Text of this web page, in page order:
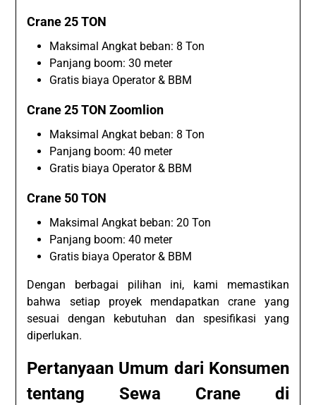
Crane 25 TON
Maksimal Angkat beban: 8 Ton
Panjang boom: 30 meter
Gratis biaya Operator & BBM
Crane 25 TON Zoomlion
Maksimal Angkat beban: 8 Ton
Panjang boom: 40 meter
Gratis biaya Operator & BBM
Crane 50 TON
Maksimal Angkat beban: 20 Ton
Panjang boom: 40 meter
Gratis biaya Operator & BBM
Dengan berbagai pilihan ini, kami memastikan
bahwa setiap proyek mendapatkan crane yang
sesuai dengan kebutuhan dan spesifikasi yang
diperlukan.
Pertanyaan Umum dari Konsumen
tentang Sewa Crane di